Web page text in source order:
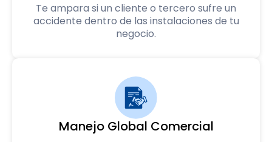
Te ampara si un cliente o tercero sufre un
accidente dentro de las instalaciones de tu
negocio.
Manejo Global Comercial